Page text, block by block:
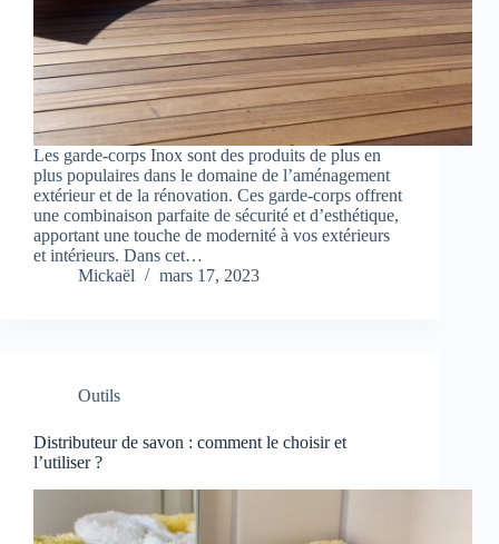
Les garde-corps Inox sont des produits de plus en
plus populaires dans le domaine de l’aménagement
extérieur et de la rénovation. Ces garde-corps offrent
une combinaison parfaite de sécurité et d’esthétique,
apportant une touche de modernité à vos extérieurs
et intérieurs. Dans cet…
Mickaël
mars 17, 2023
Outils
Distributeur de savon : comment le choisir et
l’utiliser ?